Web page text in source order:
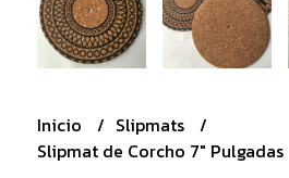
Inicio
Slipmats
Slipmat de Corcho 7" Pulgadas